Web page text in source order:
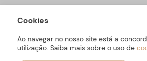
ARBORETTO © Todos os Direitos Reservados |
Cookies
Ao navegar no nosso site está a
utilização. Saiba mais sobre o uso de